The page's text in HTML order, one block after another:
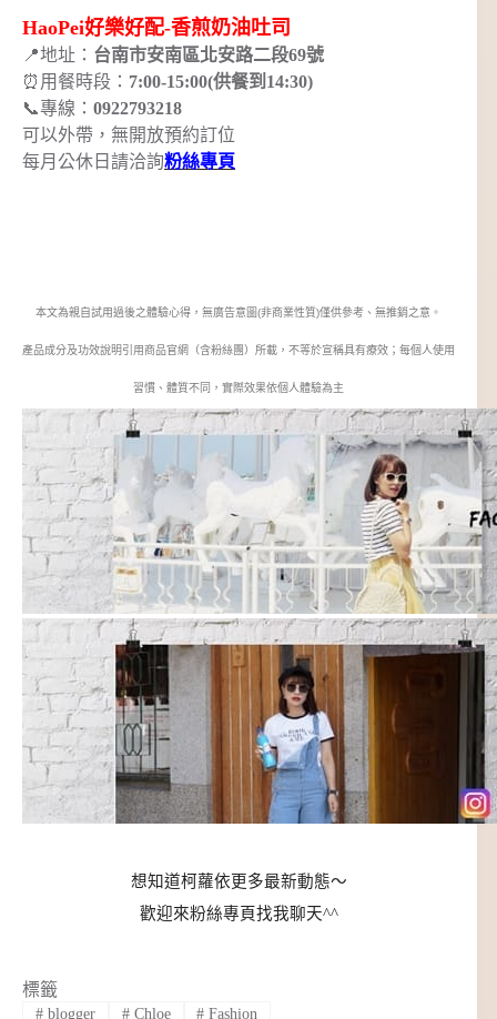
HaoPei好樂好配-香煎奶油吐司
📍地址： 台南市安南區北安路二段69號
⏰用餐時段： 7:00-15:00(供餐到14:30)
📞專線： 0922793218
可以外帶，無開放預約訂位
每月公休日請洽詢粉絲專頁
本文為親自試用過後之體驗心得，無廣告意圖(非商業性質)僅供參考、無推銷之意。
產品成分及功效說明引用商品官網（含粉絲團）所載，不等於宣稱具有療效；每個人使用
習慣、體質不同，實際效果依個人體驗為主
想知道柯蘿依更多最新動態～
歡迎來粉絲專頁找我聊天^^
標籤
#blogger #Chloe # Fashion